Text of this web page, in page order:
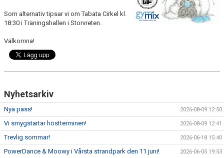
DOKUMENT
TRÄNINGSRESA
TRIVSELREGLER
VÅRA HALLAR
PRISER
Som alternativ tipsar vi om Tabata Cirkel kl.
18:30 i Träningshallen i Storvreten.
Välkomna!
Nyhetsarkiv
Nya pass! 2026-08-09 12:50
Vi smygstartar höstterminen! 2026-08-09 12:41
Trevlig sommar! 2026-06-18 15:40
PowerDance & Moowy i Vårsta strandpark den 11 juni! 2026-06-05 19:53